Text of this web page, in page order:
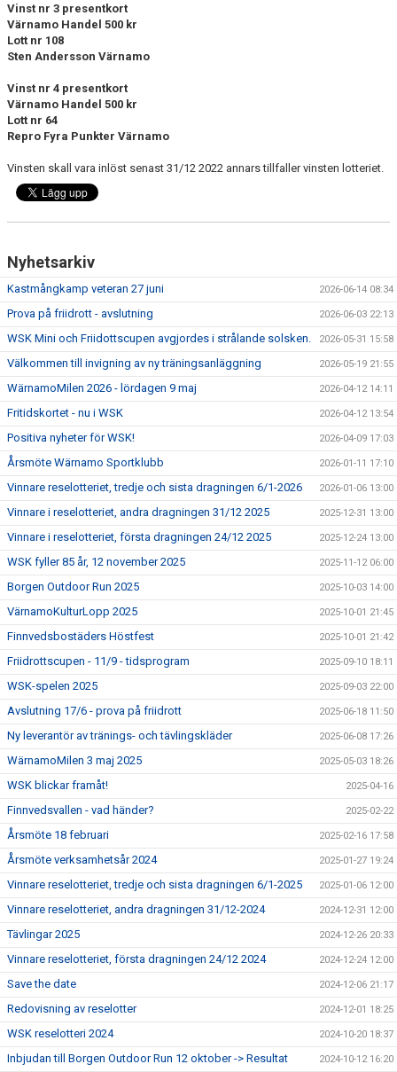
Vinst nr 3 presentkort
Värnamo Handel 500 kr
Lott nr 108
Sten Andersson Värnamo
Vinst nr 4 presentkort
Värnamo Handel 500 kr
Lott nr 64
Repro Fyra Punkter Värnamo
Vinsten skall vara inlöst senast 31/12 2022 annars tillfaller vinsten lotteriet.
Nyhetsarkiv
Kastmångkamp veteran 27 juni 2026-06-14 08:34
Prova på friidrott - avslutning 2026-06-03 22:13
WSK Mini och Friidottscupen avgjordes i strålande solsken. 2026-05-31 15:58
Välkommen till invigning av ny träningsanläggning 2026-05-19 21:55
WärnamoMilen 2026 - lördagen 9 maj 2026-04-12 14:11
Fritidskortet - nu i WSK 2026-04-12 13:54
Positiva nyheter för WSK! 2026-04-09 17:03
Årsmöte Wärnamo Sportklubb 2026-01-11 17:10
Vinnare reselotteriet, tredje och sista dragningen 6/1-2026 2026-01-06 13:00
Vinnare i reselotteriet, andra dragningen 31/12 2025 2025-12-31 13:00
Vinnare i reselotteriet, första dragningen 24/12 2025 2025-12-24 13:00
WSK fyller 85 år, 12 november 2025 2025-11-12 06:00
Borgen Outdoor Run 2025 2025-10-03 14:00
VärnamoKulturLopp 2025 2025-10-01 21:45
Finnvedsbostäders Höstfest 2025-10-01 21:42
Friidrottscupen - 11/9 - tidsprogram 2025-09-10 18:11
WSK-spelen 2025 2025-09-03 22:00
Avslutning 17/6 - prova på friidrott 2025-06-18 11:50
Ny leverantör av tränings- och tävlingskläder 2025-06-08 17:26
WärnamoMilen 3 maj 2025 2025-05-03 18:26
WSK blickar framåt! 2025-04-16
Finnvedsvallen - vad händer? 2025-02-22
Årsmöte 18 februari 2025-02-16 17:58
Årsmöte verksamhetsår 2024 2025-01-27 19:24
Vinnare reselotteriet, tredje och sista dragningen 6/1-2025 2025-01-06 12:00
Vinnare reselotteriet, andra dragningen 31/12-2024 2024-12-31 12:00
Tävlingar 2025 2024-12-26 20:33
Vinnare reselotteriet, första dragningen 24/12 2024 2024-12-24 12:00
Save the date 2024-12-06 21:17
Redovisning av reselotter 2024-12-01 18:25
WSK reselotteri 2024 2024-10-20 18:37
Inbjudan till Borgen Outdoor Run 12 oktober -> Resultat 2024-10-12 16:20